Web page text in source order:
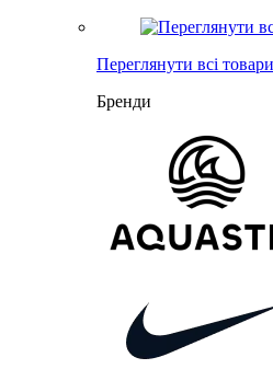
Переглянути всі товари
Бренди